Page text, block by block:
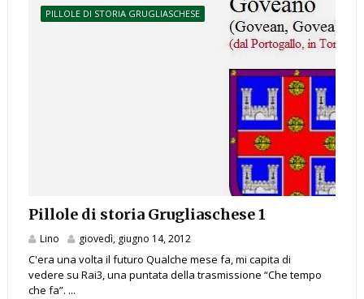
PILLOLE DI STORIA GRUGLIASCHESE
Pillole di storia Grugliaschese 1
Lino giovedì, giugno 14, 2012
C'era una volta il futuro Qualche mese fa, mi capita di
vedere su Rai3, una puntata della trasmissione “Che tempo
che fa”. ...